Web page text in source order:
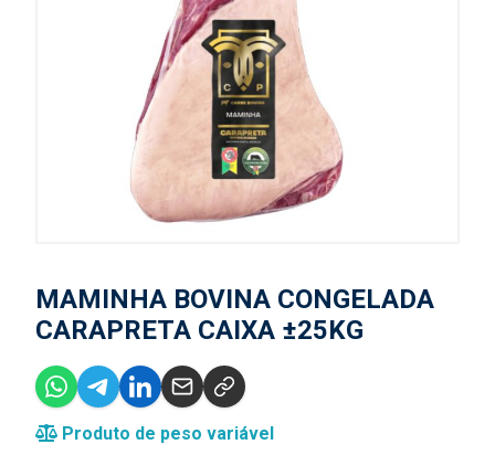
MAMINHA BOVINA CONGELADA
CARAPRETA CAIXA ±25KG
Produto de peso variável